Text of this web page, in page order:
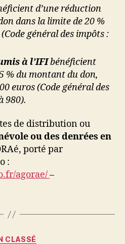
d’une réduction
dans la limite de 20 %
général des impôts :
à l’IFIbénéficient
% du montant du don,
euros (Code général des
980).
de distribution ou
ou des denrées en
porté par
:
agorae/–
Catégories
CLASSÉ